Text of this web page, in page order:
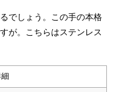
でしょう。この手の本格
が。こちらはステンレス